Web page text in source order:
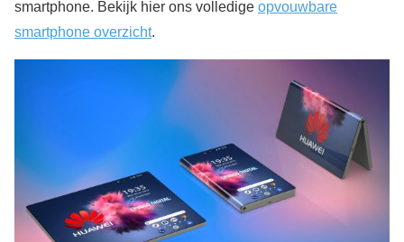
smartphone. Bekijk hier ons volledige opvouwbare
smartphone overzicht.